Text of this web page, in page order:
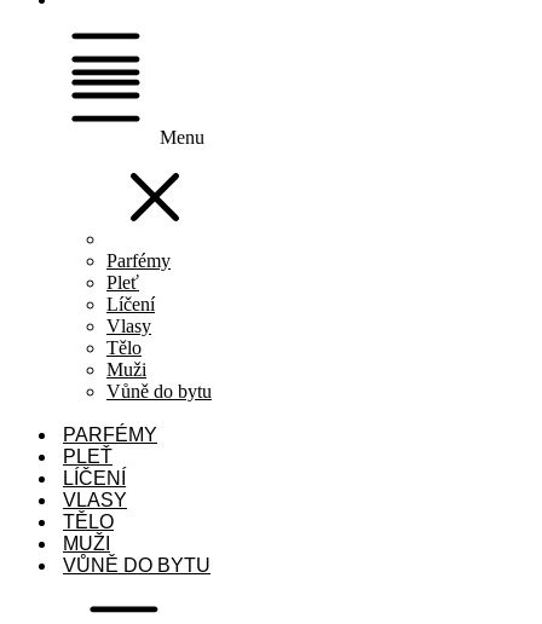
Menu
Parfémy
Pleť
Líčení
Vlasy
Tělo
Muži
Vůně do bytu
PARFÉMY
PLEŤ
LÍČENÍ
VLASY
TĚLO
MUŽI
VŮNĚ DO BYTU